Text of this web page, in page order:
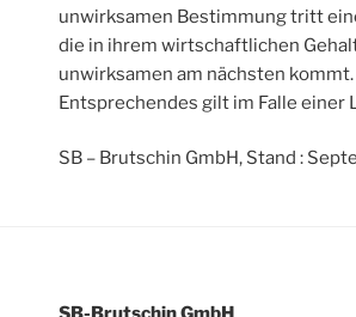
unwirksamen Bestimmung tritt
die in ihrem wirtschaftlichen
unwirksamen am nächsten kommt.
Entsprechendes gilt im Falle einer
SB – Brutschin GmbH, Stand :